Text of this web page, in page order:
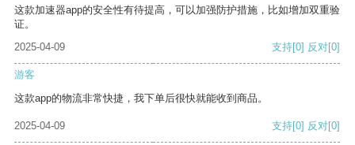
这款加速器app的安全性有待提高，可以加强防护措施，比如增加双重验
证。
2025-04-09
支持[0] 反对[0]
游客
这款app的物流非常快捷，我下单后很快就能收到商品。
2025-04-09 支持[0] 反对[0]